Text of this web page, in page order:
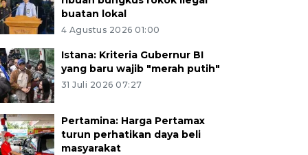
buatan lokal
4 Agustus 2026 01:00
Istana: Kriteria Gubernur BI
yang baru wajib "merah putih"
31 Juli 2026 07:27
Pertamina: Harga Pertamax
turun perhatikan daya beli
masyarakat